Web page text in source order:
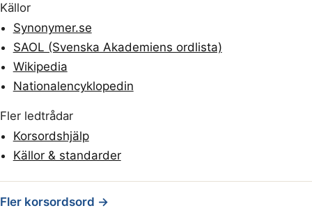
Källor
Synonymer.se
SAOL (Svenska Akademiens ordlista)
Wikipedia
Nationalencyklopedin
Fler ledtrådar
Korsordshjälp
Källor & standarder
Fler korsordsord →